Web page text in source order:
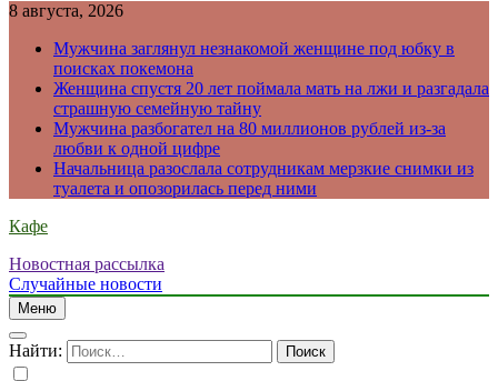
8 августа, 2026
Мужчина заглянул незнакомой женщине под юбку в
поисках покемона
Женщина спустя 20 лет поймала мать на лжи и разгадала
страшную семейную тайну
Мужчина разбогател на 80 миллионов рублей из-за
любви к одной цифре
Начальница разослала сотрудникам мерзкие снимки из
туалета и опозорилась перед ними
Кафе
Новостная рассылка
Случайные новости
Меню
Найти: